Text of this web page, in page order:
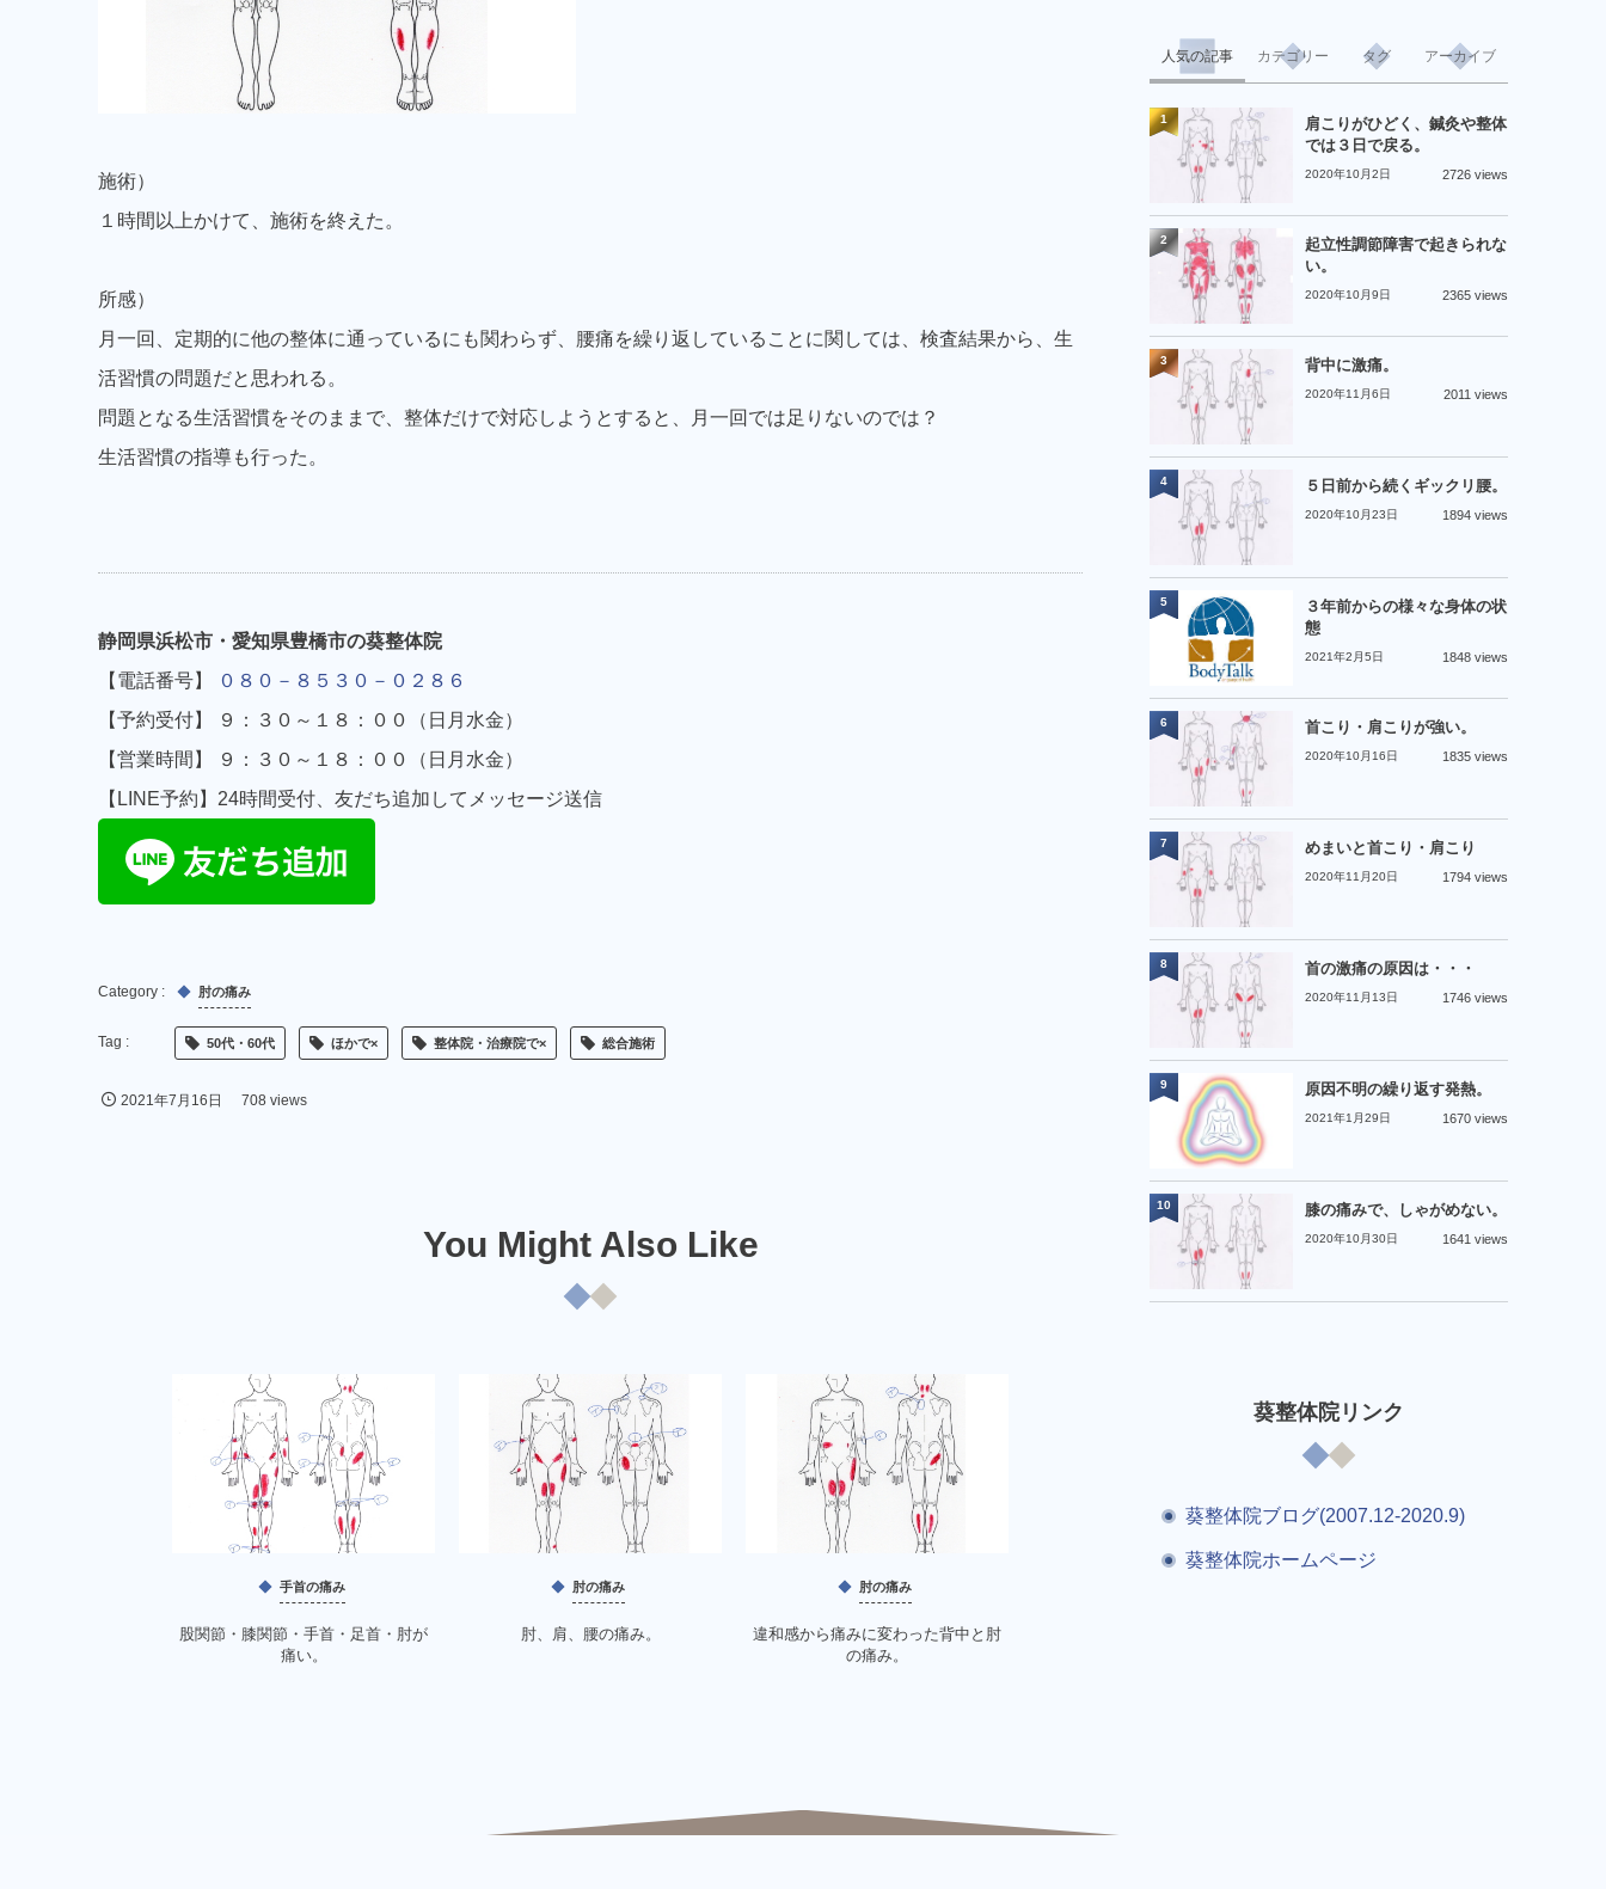
施術）
１時間以上かけて、施術を終えた。
所感）
月一回、定期的に他の整体に通っているにも関わらず、腰痛を繰り返していることに関しては、検査結果から、生
活習慣の問題だと思われる。
問題となる生活習慣をそのままで、整体だけで対応しようとすると、月一回では足りないのでは？
生活習慣の指導も行った。
静岡県浜松市・愛知県豊橋市の葵整体院
【電話番号】
０８０－８５３０－０２８６
【予約受付】 ９：３０～１８：００（日月水金）
【営業時間】 ９：３０～１８：００（日月水金）
【LINE予約】24時間受付、友だち追加してメッセージ送信
肘の痛み
50代・60代 ほかで× 整体院・治療院で× 総合施術
2021年7月16日 708 views
You Might Also Like
手首の痛み
股関節・膝関節・手首・足首・肘が
痛い。
肘の痛み
肘、肩、腰の痛み。
肘の痛み
違和感から痛みに変わった背中と肘
の痛み。
人気の記事 カテゴリー タグ アーカイブ
肩こりがひどく、鍼灸や整体
では３日で戻る。
2020年10月2日 2726 views
1
起立性調節障害で起きられな
い。
2020年10月9日 2365 views
2
背中に激痛。
2020年11月6日 2011 views
3
５日前から続くギックリ腰。
2020年10月23日 1894 views
4
３年前からの様々な身体の状
態
2021年2月5日 1848 views
5
首こり・肩こりが強い。
2020年10月16日 1835 views
6
めまいと首こり・肩こり
2020年11月20日 1794 views
7
首の激痛の原因は・・・
2020年11月13日 1746 views
8
原因不明の繰り返す発熱。
2021年1月29日 1670 views
9
膝の痛みで、しゃがめない。
2020年10月30日 1641 views
10
葵整体院リンク
葵整体院ブログ(2007.12-2020.9)
葵整体院ホームページ